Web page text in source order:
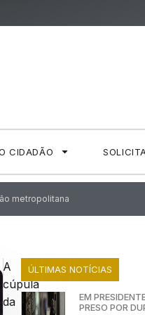
CIDADÃO
metropolitana
A
cúpula
da
ÚLTIMAS NOTÍCIAS
EM
PRESO POR